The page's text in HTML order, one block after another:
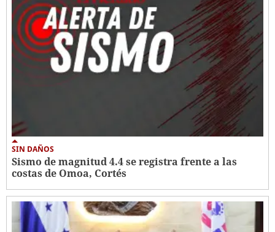
SIN DAÑOS
Sismo de magnitud 4.4 se registra frente a las
costas de Omoa, Cortés